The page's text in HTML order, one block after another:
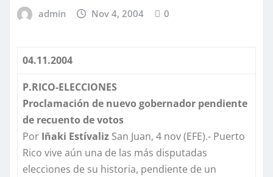
admin Nov 4, 2004 0
04.11.2004
P.RICO-ELECCIONES
Proclamación de nuevo gobernador pendiente
de recuento de votos
Por Iñaki Estívaliz San Juan, 4 nov (EFE).- Puerto
Rico vive aún una de las más disputadas
elecciones de su historia, pendiente de un